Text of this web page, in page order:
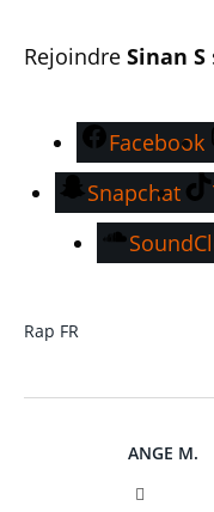
Rejoindre Sinan S
Facebook
Snapchat
Rap FR
ANGE M.